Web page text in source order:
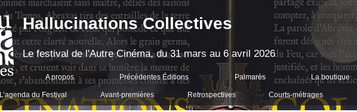
Hallucinations Collectives
Le festival de l'Autre Cinéma, du 31 mars au 6 avril 2026
A propos Précédentes Éditions Palmarès La boutique
L’agenda du Festival Avant-premières Retrospectives Courts-métrages